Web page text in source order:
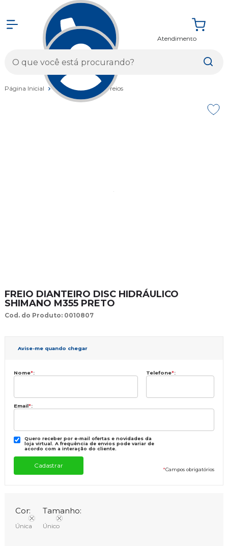
Atendimento
Página Inicial Componentes Freios
FREIO DIANTEIRO DISC HIDRÁULICO
SHIMANO M355 PRETO
Cod. do Produto: 0010807
Avise-me quando chegar
Nome*: Telefone*:
Email*:
Quero receber por e-mail ofertas e novidades da
loja virtual. A frequência de envios pode variar de
acordo com a interação do cliente.
*Campos obrigatórios
Cor:
Única
Tamanho:
Único